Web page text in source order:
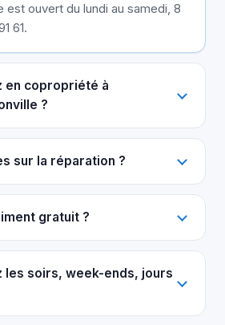
est ouvert du lundi au samedi, 8
61.
en copropriété à
?
sur la réparation ?
gratuit ?
les soirs, week-ends, jours